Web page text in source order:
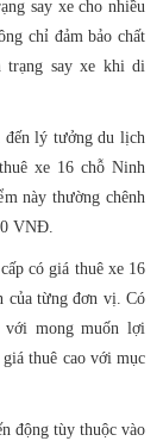
say xe cho nhiều
chỉ đảm bảo chất
trạng say xe khi di
lý tưởng du lịch
xe 16 chỗ Ninh
này thường chênh
VNĐ.
có giá thuê xe 16
của từng đơn vị. Có
với mong muốn lợi
thuê cao với mục
động tùy thuộc vào